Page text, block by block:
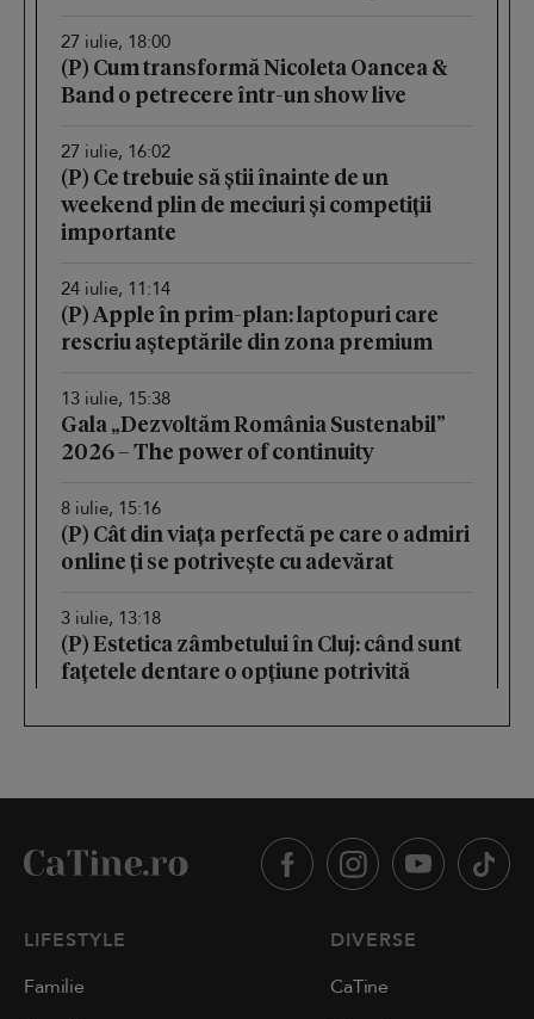
27 iulie, 18:00
(P) Cum transformă Nicoleta Oancea &
Band o petrecere într-un show live
27 iulie, 16:02
(P) Ce trebuie să știi înainte de un
weekend plin de meciuri și competiții
importante
24 iulie, 11:14
(P) Apple în prim-plan: laptopuri care
rescriu așteptările din zona premium
13 iulie, 15:38
Gala „Dezvoltăm România Sustenabil”
2026 – The power of continuity
8 iulie, 15:16
(P) Cât din viața perfectă pe care o admiri
online ți se potrivește cu adevărat
3 iulie, 13:18
(P) Estetica zâmbetului în Cluj: când sunt
fațetele dentare o opțiune potrivită
LIFESTYLE
Familie
DIVERSE
CaTine